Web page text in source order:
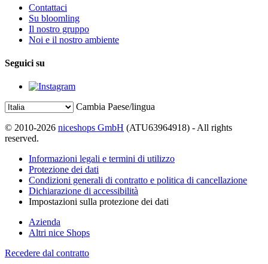
Contattaci
Su bloomling
Il nostro gruppo
Noi e il nostro ambiente
Seguici su
Cambia Paese/lingua
© 2010-2026 niceshops GmbH (ATU63964918) - All rights
reserved.
Informazioni legali e termini di utilizzo
Protezione dei dati
Condizioni generali di contratto e politica di cancellazione
Dichiarazione di accessibilità
Impostazioni sulla protezione dei dati
Azienda
Altri nice Shops
Recedere dal contratto